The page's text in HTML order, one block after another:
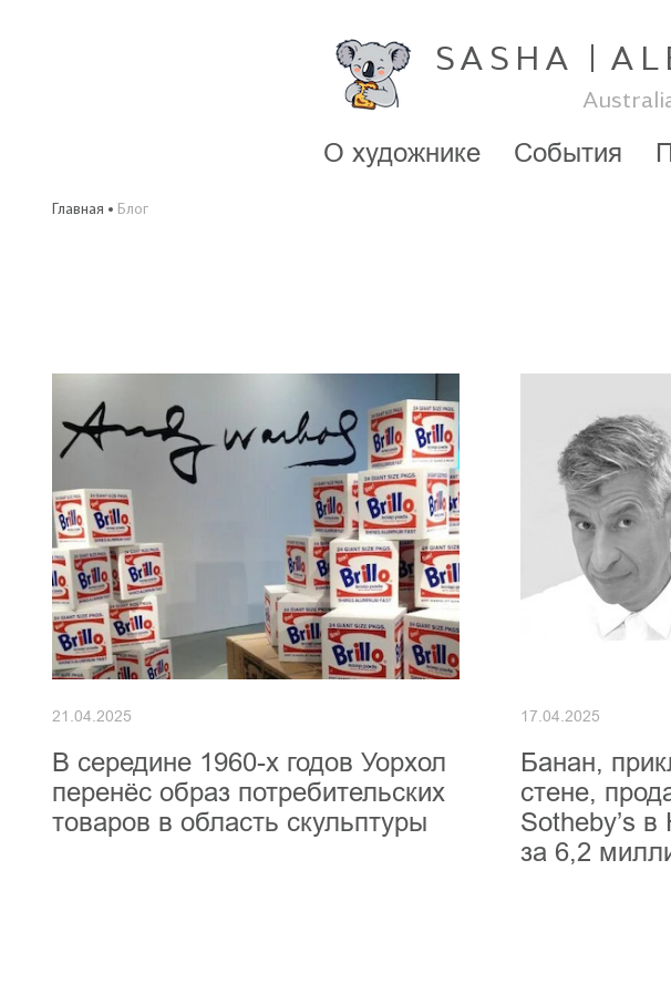
SASHA
О художнике События
Главная Блог
21.04.2025
В середине 1960-х годов Уорхол
перенёс образ потребительских
товаров в область скульптуры
17.04.2025
Банан,
стене,
Sotheby’s
за 6,2